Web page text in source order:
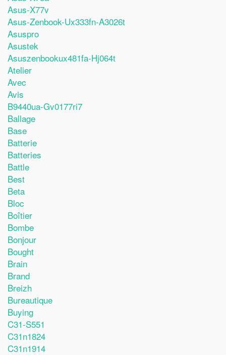
Asus-X77v
Asus-Zenbook-Ux333fn-A3026t
Asuspro
Asustek
Asuszenbookux481fa-Hj064t
Atelier
Avec
Avis
B9440ua-Gv0177ri7
Ballage
Base
Batterie
Batteries
Battle
Best
Beta
Bloc
Boîtier
Bombe
Bonjour
Bought
Brain
Brand
Breizh
Bureautique
Buying
C31-S551
C31n1824
C31n1914